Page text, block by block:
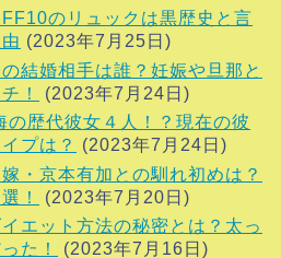
のリュックは黒歴史と言
(2023年7月25日)
結婚相手は誰？妊娠や旦那と
！
(2023年7月24日)
の歴代彼女４人！？現在の彼
プは？
(2023年7月24日)
・京本有加との馴れ初めは？
！
(2023年7月20日)
エット方法の秘密とは？太っ
た！
(2023年7月16日)